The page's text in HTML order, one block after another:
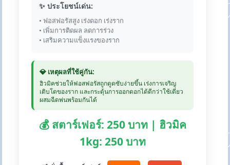
✨ ประโยชน์เด่น:
• ฟอสฟอรัสสูง เร่งดอก เร่งราก
• เพิ่มการติดผล ลดการร่วง
• เสริมความแข็งแรงของราก
💎 เหตุผลที่ใช้คู่กัน:
ฮิวมิคช่วยให้ฟอสฟอรัสถูกดูดซับง่ายขึ้น เร่งการเจริญ
เติบโตของราก และกระตุ้นการออกดอกได้ดีกว่าใช้เดี่ยว
ผสมฉีดพ่นพร้อมกันได้
💰 สตาร์เฟอร์: 250 บาท | ฮิวมิค
1kg: 250 บาท